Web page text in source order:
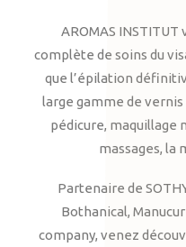
AROMAS
complète de soins du
que l’épilation
large gamme de
pédicure, maquillage
massages, la
Partenaire de
Bothanical,
company, venez